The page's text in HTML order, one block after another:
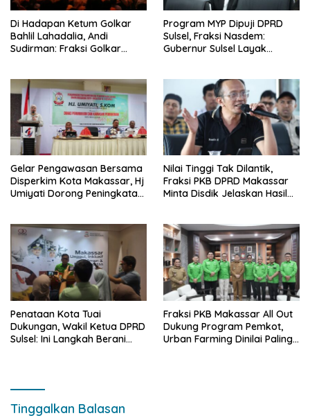
Di Hadapan Ketum Golkar
Bahlil Lahadalia, Andi
Sudirman: Fraksi Golkar
Program MYP Dipuji DPRD
Sulsel, Fraksi Nasdem:
Gubernur Sulsel Layak
Gelar Pengawasan Bersama
Disperkim Kota Makassar, Hj
Umiyati Dorong Peningkatan
Nilai Tinggi Tak Dilantik,
Fraksi PKB DPRD Makassar
Minta Disdik Jelaskan Hasil
Penataan Kota Tuai
Dukungan, Wakil Ketua DPRD
Sulsel: Ini Langkah Berani
Fraksi PKB Makassar All Out
Dukung Program Pemkot,
Urban Farming Dinilai Paling
Tinggalkan Balasan